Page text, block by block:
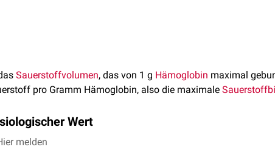
Sauerstoffvolumen, das von 1 g Hämoglobin maximal
pro Gramm Hämoglobin, also die maximale
Wert
von 1,39 ml Sauerstoff pro g Hämoglobin ergibt sich, da 1 Mol
melden